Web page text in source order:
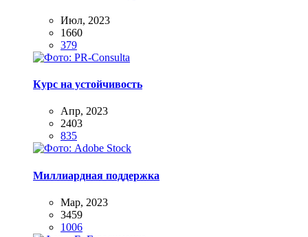
Июл, 2023
1660
379
Курс на устойчивость
Апр, 2023
2403
835
Миллиардная поддержка
Мар, 2023
3459
1006